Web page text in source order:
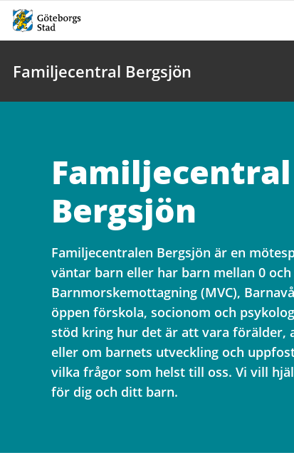
Familjecentral Bergsjön
Familjecentral
Bergsjön
Familjecentralen Bergsjön är en
väntar barn eller har barn mellan 0
Barnmorskemottagning (MVC),
öppen förskola, socionom och
stöd kring hur det är att vara förälder,
eller om barnets utveckling och
vilka frågor som helst till oss. Vi vill
för dig och ditt barn.